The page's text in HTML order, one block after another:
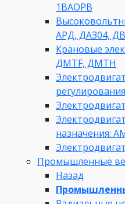
1ВАОРВ
АРД, ДАЗ04,
Крановые
ДMTF, ДМТН
регулирования
назначения:
Промышленные
Назад